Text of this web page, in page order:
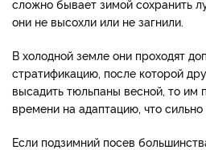
сложно бывает зимой сохранить
они не высохли или не загнили.
В холодной земле они проходят
стратификацию, после которой
высадить тюльпаны весной, то им
времени на адаптацию, что сильно
Если подзимний посев